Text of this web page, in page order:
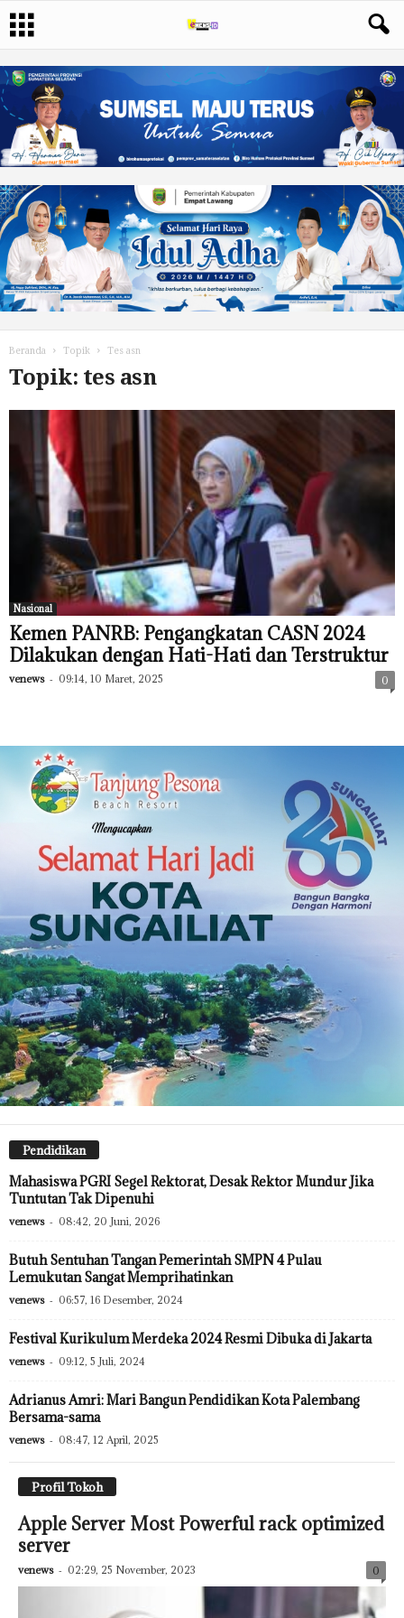
Beranda Topik Tes asn
Topik: tes asn
Nasional
Kemen PANRB: Pengangkatan CASN 2024
Dilakukan dengan Hati-Hati dan Terstruktur
venews - 09:14, 10 Maret, 2025 0
Pendidikan
Mahasiswa PGRI Segel Rektorat, Desak Rektor Mundur Jika
Tuntutan Tak Dipenuhi
venews - 08:42, 20 Juni, 2026
Butuh Sentuhan Tangan Pemerintah SMPN 4 Pulau
Lemukutan Sangat Memprihatinkan
venews - 06:57, 16 Desember, 2024
Festival Kurikulum Merdeka 2024 Resmi Dibuka di Jakarta
venews - 09:12, 5 Juli, 2024
Adrianus Amri: Mari Bangun Pendidikan Kota Palembang
Bersama-sama
venews - 08:47, 12 April, 2025
Profil Tokoh
Apple Server Most Powerful rack optimized
server
venews - 02:29, 25 November, 2023 0